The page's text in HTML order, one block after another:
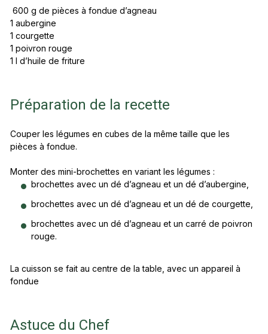
600 g de pièces à fondue d’agneau
1 aubergine
1 courgette
1 poivron rouge
1 l d’huile de friture
Préparation de la recette
Couper les légumes en cubes de la même taille que les
pièces à fondue.
Monter des mini-brochettes en variant les légumes :
brochettes avec un dé d’agneau et un dé d’aubergine,
brochettes avec un dé d’agneau et un dé de courgette,
brochettes avec un dé d’agneau et un carré de poivron
rouge.
La cuisson se fait au centre de la table, avec un appareil à
fondue
Astuce du Chef